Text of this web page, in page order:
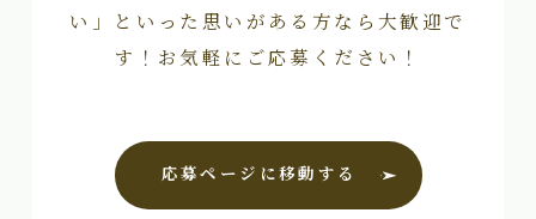
い」といった思いがある方なら大歓迎で
す！お気軽にご応募ください！
応募ページに移動する